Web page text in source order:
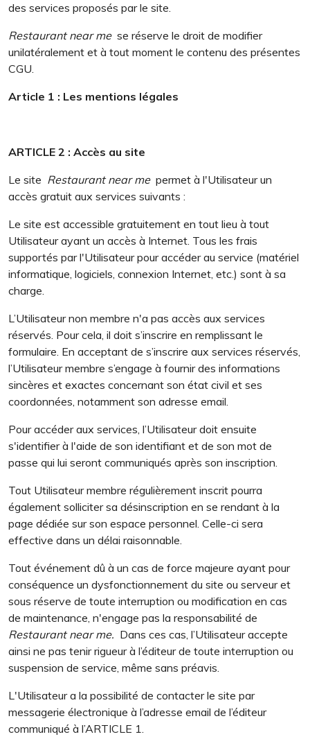
des services proposés par le site.
Restaurant near me se réserve le droit de modifier
unilatéralement et à tout moment le contenu des présentes
CGU.
Article 1 : Les mentions légales
ARTICLE 2 : Accès au site
Le site Restaurant near me permet à l'Utilisateur un
accès gratuit aux services suivants :
Le site est accessible gratuitement en tout lieu à tout
Utilisateur ayant un accès à Internet. Tous les frais
supportés par l'Utilisateur pour accéder au service (matériel
informatique, logiciels, connexion Internet, etc.) sont à sa
charge.
L’Utilisateur non membre n'a pas accès aux services
réservés. Pour cela, il doit s’inscrire en remplissant le
formulaire. En acceptant de s’inscrire aux services réservés,
l’Utilisateur membre s’engage à fournir des informations
sincères et exactes concernant son état civil et ses
coordonnées, notamment son adresse email.
Pour accéder aux services, l’Utilisateur doit ensuite
s'identifier à l'aide de son identifiant et de son mot de
passe qui lui seront communiqués après son inscription.
Tout Utilisateur membre régulièrement inscrit pourra
également solliciter sa désinscription en se rendant à la
page dédiée sur son espace personnel. Celle-ci sera
effective dans un délai raisonnable.
Tout événement dû à un cas de force majeure ayant pour
conséquence un dysfonctionnement du site ou serveur et
sous réserve de toute interruption ou modification en cas
de maintenance, n'engage pas la responsabilité de
Restaurant near me. Dans ces cas, l’Utilisateur accepte
ainsi ne pas tenir rigueur à l’éditeur de toute interruption ou
suspension de service, même sans préavis.
L'Utilisateur a la possibilité de contacter le site par
messagerie électronique à l’adresse email de l’éditeur
communiqué à l’ARTICLE 1.